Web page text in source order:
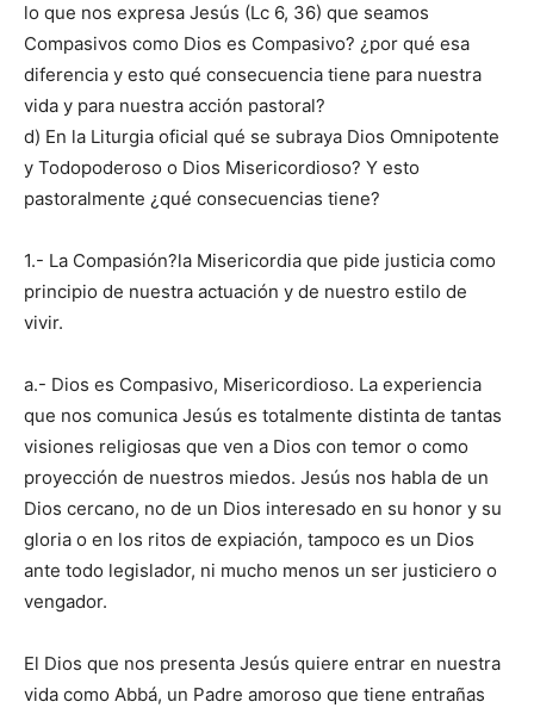
lo que nos expresa Jesús (Lc 6, 36) que seamos
Compasivos como Dios es Compasivo? ¿por qué esa
diferencia y esto qué consecuencia tiene para nuestra
vida y para nuestra acción pastoral?
d) En la Liturgia oficial qué se subraya Dios Omnipotente
y Todopoderoso o Dios Misericordioso? Y esto
pastoralmente ¿qué consecuencias tiene?
1.- La Compasión?la Misericordia que pide justicia como
principio de nuestra actuación y de nuestro estilo de
vivir.
a.- Dios es Compasivo, Misericordioso. La experiencia
que nos comunica Jesús es totalmente distinta de tantas
visiones religiosas que ven a Dios con temor o como
proyección de nuestros miedos. Jesús nos habla de un
Dios cercano, no de un Dios interesado en su honor y su
gloria o en los ritos de expiación, tampoco es un Dios
ante todo legislador, ni mucho menos un ser justiciero o
vengador.
El Dios que nos presenta Jesús quiere entrar en nuestra
vida como Abbá, un Padre amoroso que tiene entrañas